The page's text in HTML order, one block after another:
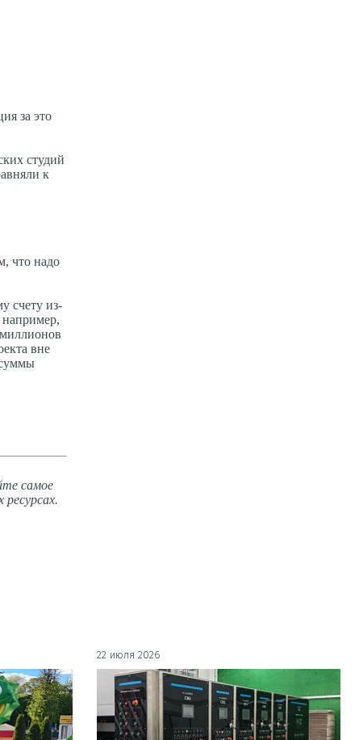
за это
студий
к
что надо
счету из-
например,
вне
самое
22 июля 2026